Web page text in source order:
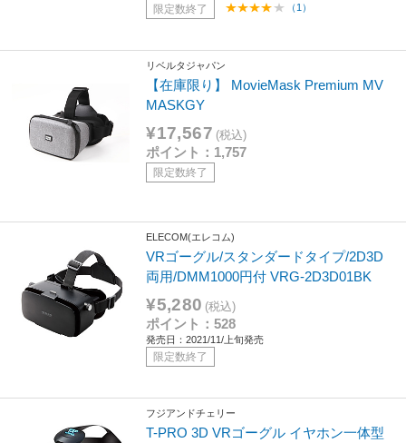
限定数終了 （1）
リベルタジャパン
【在庫限り】 MovieMask Premium MV
MASKGY
¥17,567 (税込)
ポイント：1,757
限定数終了
ELECOM(エレコム)
VRゴーグル/スタンダードタイプ/2D3D
両用/DMM1000円付 VRG-2D3D01BK
¥5,280 (税込)
ポイント：528
発売日：2021/11/上旬発売
限定数終了
フジアンドチェリー
T-PRO 3D VRゴーグル イヤホン一体型